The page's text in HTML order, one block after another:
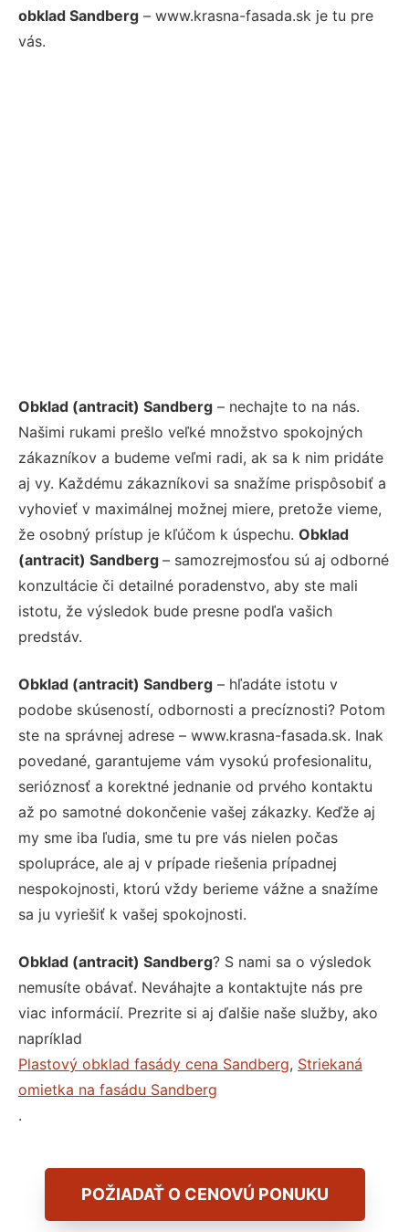
obklad Sandberg – www.krasna-fasada.sk je tu pre
vás.
Obklad (antracit) Sandberg – nechajte to na nás.
Našimi rukami prešlo veľké množstvo spokojných
zákazníkov a budeme veľmi radi, ak sa k nim pridáte
aj vy. Každému zákazníkovi sa snažíme prispôsobiť a
vyhovieť v maximálnej možnej miere, pretože vieme,
že osobný prístup je kľúčom k úspechu. Obklad
(antracit) Sandberg – samozrejmosťou sú aj odborné
konzultácie či detailné poradenstvo, aby ste mali
istotu, že výsledok bude presne podľa vašich
predstáv.
Obklad (antracit) Sandberg – hľadáte istotu v
podobe skúseností, odbornosti a precíznosti? Potom
ste na správnej adrese – www.krasna-fasada.sk. Inak
povedané, garantujeme vám vysokú profesionalitu,
serióznosť a korektné jednanie od prvého kontaktu
až po samotné dokončenie vašej zákazky. Keďže aj
my sme iba ľudia, sme tu pre vás nielen počas
spolupráce, ale aj v prípade riešenia prípadnej
nespokojnosti, ktorú vždy berieme vážne a snažíme
sa ju vyriešiť k vašej spokojnosti.
Obklad (antracit) Sandberg? S nami sa o výsledok
nemusíte obávať. Neváhajte a kontaktujte nás pre
viac informácií. Prezrite si aj ďalšie naše služby, ako
napríklad
Plastový obklad fasády cena Sandberg, Striekaná
omietka na fasádu Sandberg
.
POŽIADAŤ O CENOVÚ PONUKU